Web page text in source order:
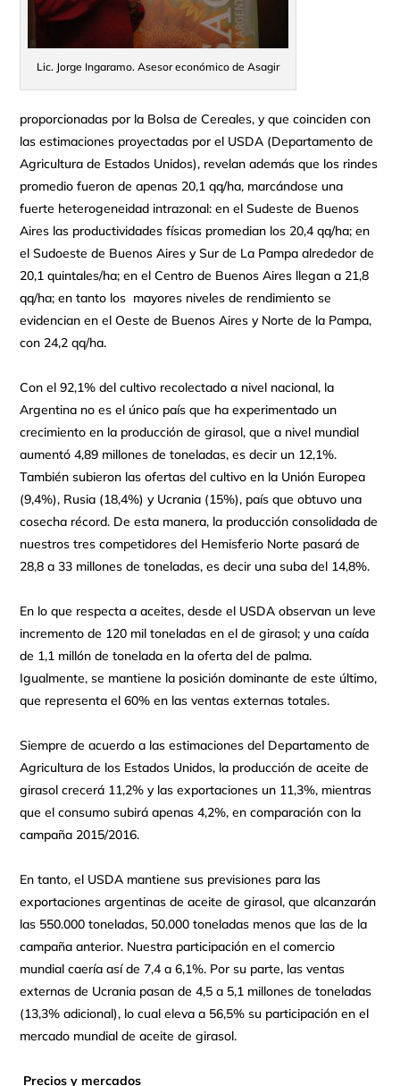
Lic. Jorge Ingaramo. Asesor económico de Asagir
proporcionadas por la Bolsa de Cereales, y que coinciden con
las estimaciones proyectadas por el USDA (Departamento de
Agricultura de Estados Unidos), revelan además que los rindes
promedio fueron de apenas 20,1 qq/ha, marcándose una
fuerte heterogeneidad intrazonal: en el Sudeste de Buenos
Aires las productividades físicas promedian los 20,4 qq/ha; en
el Sudoeste de Buenos Aires y Sur de La Pampa alrededor de
20,1 quintales/ha; en el Centro de Buenos Aires llegan a 21,8
qq/ha; en tanto los mayores niveles de rendimiento se
evidencian en el Oeste de Buenos Aires y Norte de la Pampa,
con 24,2 qq/ha.
Con el 92,1% del cultivo recolectado a nivel nacional, la
Argentina no es el único país que ha experimentado un
crecimiento en la producción de girasol, que a nivel mundial
aumentó 4,89 millones de toneladas, es decir un 12,1%.
También subieron las ofertas del cultivo en la Unión Europea
(9,4%), Rusia (18,4%) y Ucrania (15%), país que obtuvo una
cosecha récord. De esta manera, la producción consolidada de
nuestros tres competidores del Hemisferio Norte pasará de
28,8 a 33 millones de toneladas, es decir una suba del 14,8%.
En lo que respecta a aceites, desde el USDA observan un leve
incremento de 120 mil toneladas en el de girasol; y una caída
de 1,1 millón de tonelada en la oferta del de palma.
Igualmente, se mantiene la posición dominante de este último,
que representa el 60% en las ventas externas totales.
Siempre de acuerdo a las estimaciones del Departamento de
Agricultura de los Estados Unidos, la producción de aceite de
girasol crecerá 11,2% y las exportaciones un 11,3%, mientras
que el consumo subirá apenas 4,2%, en comparación con la
campaña 2015/2016.
En tanto, el USDA mantiene sus previsiones para las
exportaciones argentinas de aceite de girasol, que alcanzarán
las 550.000 toneladas, 50.000 toneladas menos que las de la
campaña anterior. Nuestra participación en el comercio
mundial caería así de 7,4 a 6,1%. Por su parte, las ventas
externas de Ucrania pasan de 4,5 a 5,1 millones de toneladas
(13,3% adicional), lo cual eleva a 56,5% su participación en el
mercado mundial de aceite de girasol.
Precios y mercados